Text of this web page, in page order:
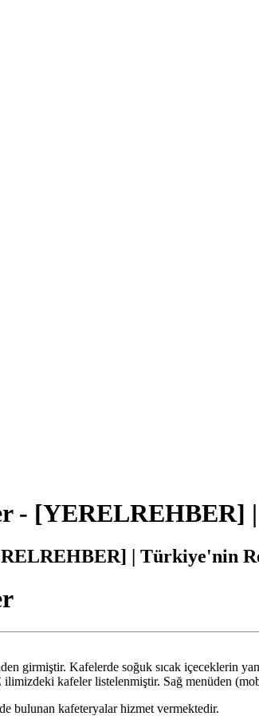
- [YERELREHBER]
| Türkiye'nin
girmiştir. Kafelerde soğuk sıcak içeceklerin
kafeler listelenmiştir. Sağ menüden
kafeteryalar hizmet vermektedir.